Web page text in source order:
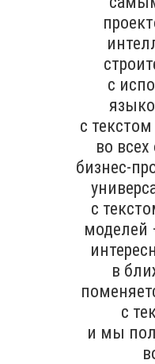
с
с
во
бизнес-
с
моделей
в
с
и мы